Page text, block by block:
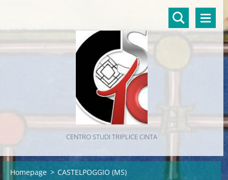
CENTRO STUDI TRIPLICE CINTA
Homepage > CASTELPOGGIO (MS)